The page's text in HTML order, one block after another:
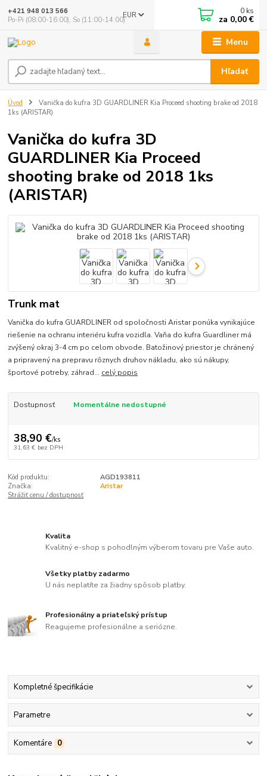
Menu
EUR
Hľadať
+421 948 013 566
Po-Pi (08:00-16:00), So (11:00-14:00)
0 ks
za 0,00 €
Úvod
Vanička do kufra 3D GUARDLINER Kia Proceed shooting brake od 2018
1ks (ARISTAR)
Vanička do kufra 3D
GUARDLINER Kia Proceed
shooting brake od 2018 1ks
(ARISTAR)
Trunk mat
Vanička do kufra GUARDLINER od spoločnosti Aristar ponúka vynikajúce
riešenie na ochranu interiéru kufra vozidla. Vaňa do kufra Guardliner má
zvýšený okraj 3-4 cm po celom obvode. Batožinový priestor je chránený
a pripravený na prepravu rôznych druhov nákladu, ako sú nákupy,
športové potreby, záhrad... celý popis
Dostupnosť Momentálne nedostupné
38,90 €/ks
31,63 € bez DPH
Kód produktu:
AGD193811
Značka:
Aristar
Strážiť cenu / dostupnosť
Kvalita
Kvalitný e-shop s pohodlným výberom tovaru pre Vaše auto.
Všetky platby zadarmo
U nás neplatíte za žiadny spôsob platby.
Profesionálny a priateľský prístup
Reagujeme profesionálne a seriózne.
Kompletné špecifikácie
Parametre
Komentáre 0